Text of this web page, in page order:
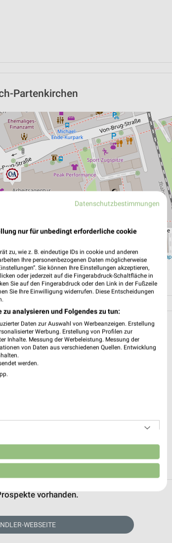
Partenkirchen
Leaflet|©OpenStreetMap
NAVIGATION MIT GOOGLE/IOS MAPS
vorhanden.
WEBSEITE
Datenschutzbestimmungen
nur für unbedingt erforderliche cookie
zu, wie z. B. eindeutige IDs in cookie und anderen
Ihre personenbezogenen Daten möglicherweise
Sie können Ihre Einstellungen akzeptieren,
oder jederzeit auf die Fingerabdruck-Schaltfläche in
Sie auf den Fingerabdruck oder den Link in der Fußzeile
Sie Ihre Einwilligung widerrufen. Diese Entscheidungen
analysieren und Folgendes zu tun:
Daten zur Auswahl von Werbeanzeigen. Erstellung
Werbung. Erstellung von Profilen zur
Inhalte. Messung der Werbeleistung. Messung der
von Daten aus verschiedenen Quellen. Entwicklung
werden.